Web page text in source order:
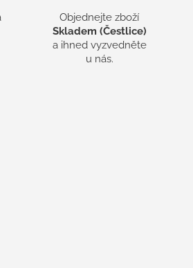
Objednejte zboží
Skladem (Čestlice)
a ihned vyzvedněte
u nás.